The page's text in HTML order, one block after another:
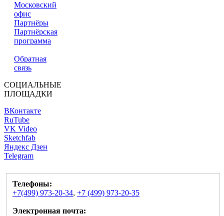
Московский
офис
Партнёры
Партнёрская
программа
Обратная
связь
СОЦИАЛЬНЫЕ
ПЛОЩАДКИ
ВКонтакте
RuTube
VK Video
Sketchfab
Яндекс Дзен
Telegram
Телефоны:
+7(499) 973-20-34, +7 (499) 973-20-35
Электронная почта: